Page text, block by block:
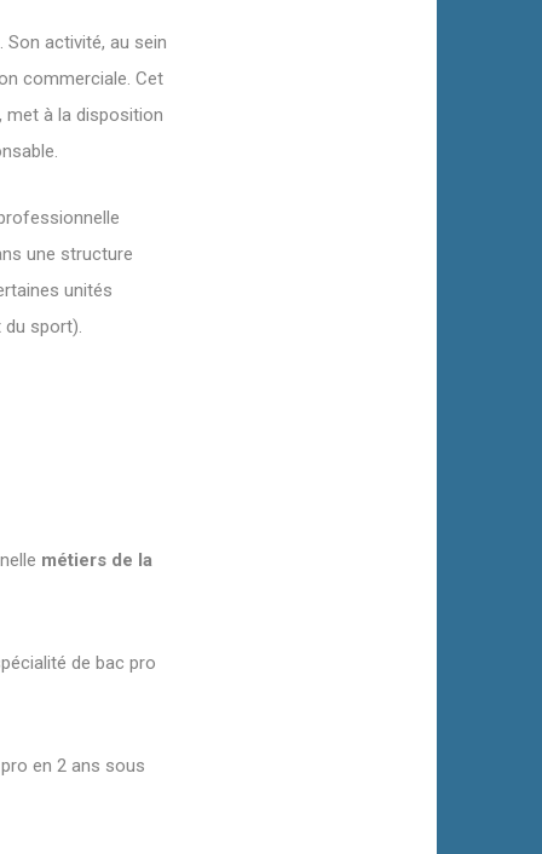
Son activité, au sein
commerciale. Cet
met à la disposition
une structure
unités
du sport).
métiers de la
de bac pro
en 2 ans sous